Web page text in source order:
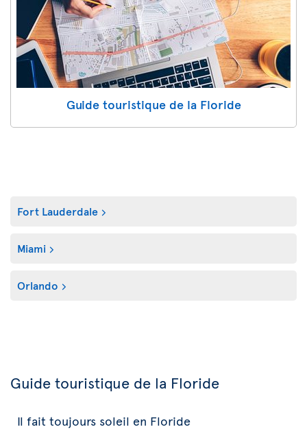
Guide touristique de la Floride
Fort Lauderdale
Miami
Orlando
Guide touristique de la Floride
Il fait toujours soleil en Floride